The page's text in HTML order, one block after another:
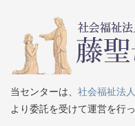
当センターは、 社会福祉法
より委託を受けて運営を行っ